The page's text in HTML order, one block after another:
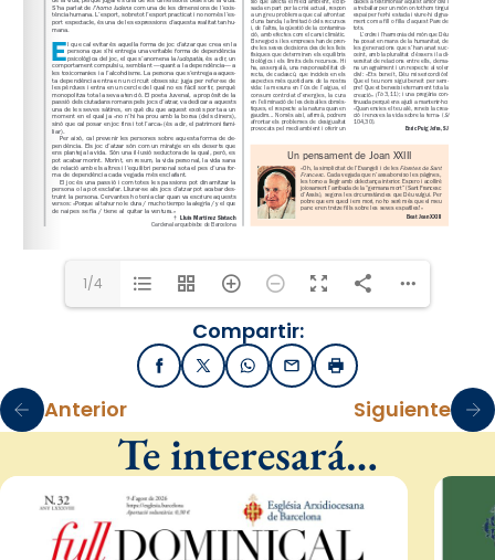
1/4
Compartir:
FacebookX / TwitterWhatsApp
EmailImprimir
Anterior Siguiente
Te interesará…